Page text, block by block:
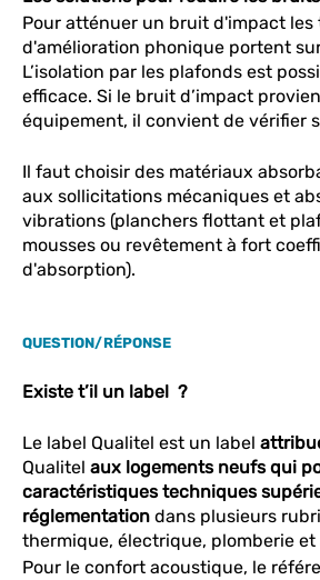
Pour atténuer un bruit d'impact les
d'amélioration phonique portent
L’isolation par les plafonds est
efficace. Si le bruit d’impact
équipement, il convient de vérifier
Il faut choisir des matériaux
aux sollicitations mécaniques et
vibrations (planchers flottant et
mousses ou revêtement à fort
d'absorption).
QUESTION/RÉPONSE
Existe t’il un label ?
Le label Qualitel est un label
Qualitel aux logements neufs qui
caractéristiques techniques
réglementation dans plusieurs
thermique, électrique, plomberie
Pour le confort acoustique, le